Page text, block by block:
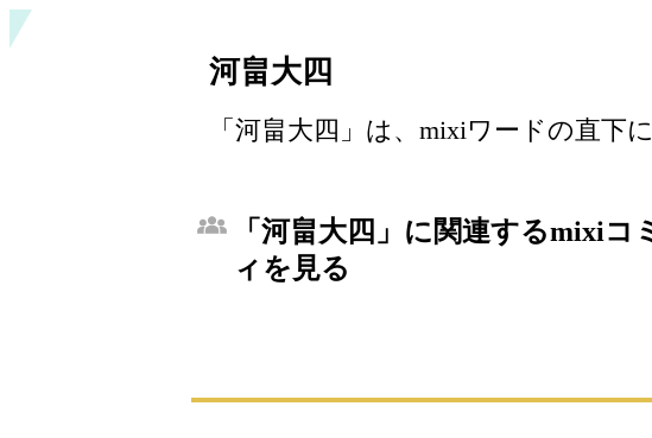
河畠大四
「河畠大四」は、mixiワードの直下
「河畠大四」に関連するmixiコ
ィを見る